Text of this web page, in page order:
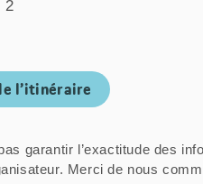
2
l’itinéraire
garantir l’exactitude des
Merci de nous